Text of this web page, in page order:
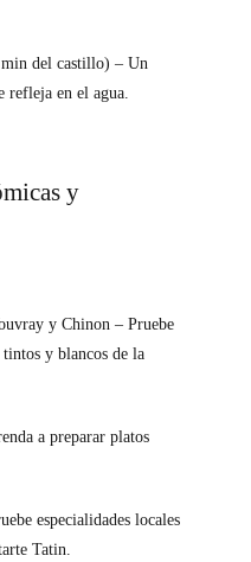
min del castillo) – Un
refleja en el agua.
y
y Chinon – Pruebe
y blancos de la
a preparar platos
especialidades locales
Tatin.